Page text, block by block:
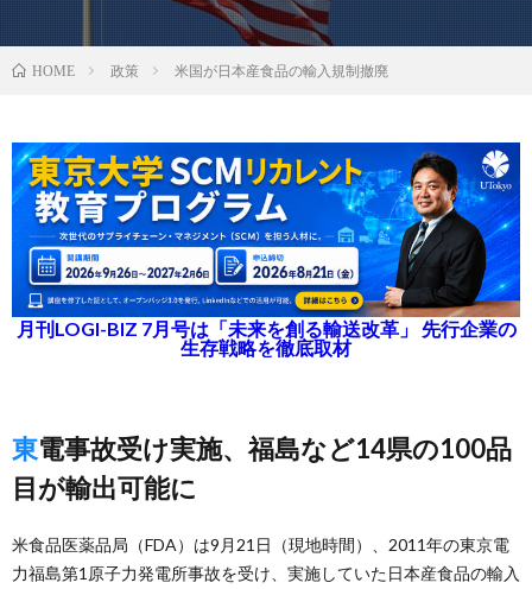
HOME 政策 米国が日本産食品の輸入規制撤廃
月刊LOGI-BIZ 7月号は「未来を創る輸送改革」 先行企業の
生存戦略を徹底取材
東電事故受け実施、福島など14県の100品
目が輸出可能に
米食品医薬品局（FDA）は9月21日（現地時間）、2011年の東京電
力福島第1原子力発電所事故を受け、実施していた日本産食品の輸入